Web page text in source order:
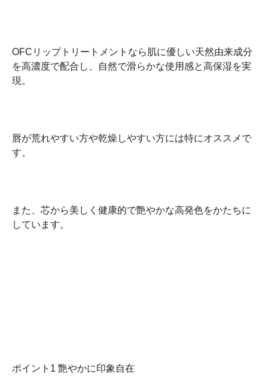
OFCリップトリートメントなら肌に優しい天然由来成分
を高濃度で配合し、自然で滑らかな使用感と高保湿を実
現。
唇が荒れやすい方や乾燥しやすい方には特にオススメで
す。
また、芯から美しく健康的で艶やかな高発色をかたちに
しています。
ポイント1 艶やかに印象自在